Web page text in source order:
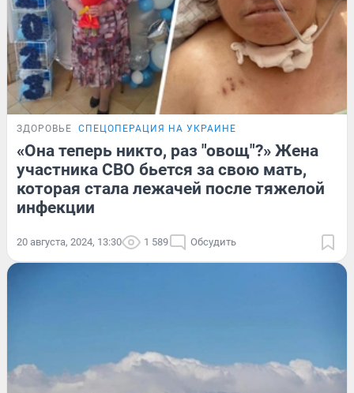
ЗДОРОВЬЕ СПЕЦОПЕРАЦИЯ НА УКРАИНЕ
«Она теперь никто, раз "овощ"?» Жена
участника СВО бьется за свою мать,
которая стала лежачей после тяжелой
инфекции
20 августа, 2024, 13:30 1 589 Обсудить